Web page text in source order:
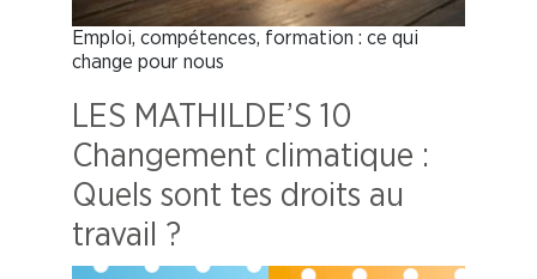
Emploi, compétences, formation : ce qui
change pour nous
LES MATHILDE’S 10
Changement climatique :
Quels sont tes droits au
travail ?